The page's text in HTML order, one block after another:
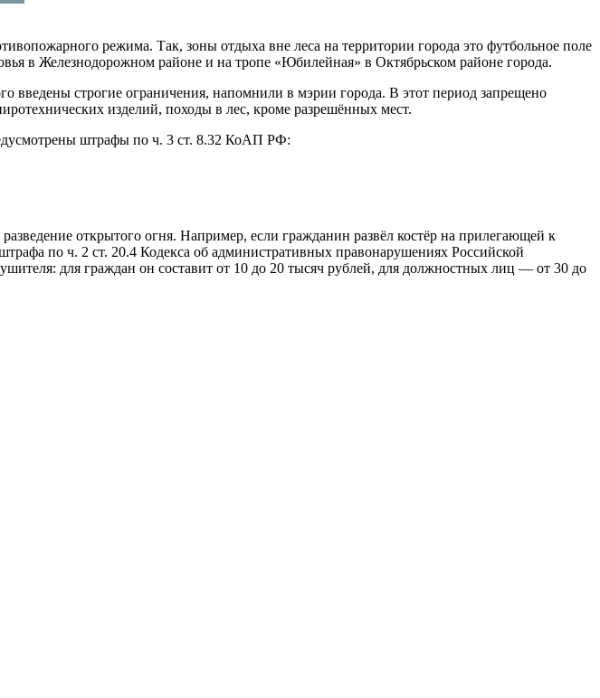
режима. Так, зоны отдыха вне леса на территории города это футбольное поле
в Железнодорожном районе и на тропе «Юбилейная» в Октябрьском районе города.
строгие ограничения, напомнили в мэрии города. В этот период запрещено
изделий, походы в лес, кроме разрешённых мест.
штрафы по ч. 3 ст. 8.32 КоАП РФ:
открытого огня. Например, если гражданин развёл костёр на прилегающей к
по ч. 2 ст. 20.4 Кодекса об административных правонарушениях Российской
для граждан он составит от 10 до 20 тысяч рублей, для должностных лиц — от 30 до